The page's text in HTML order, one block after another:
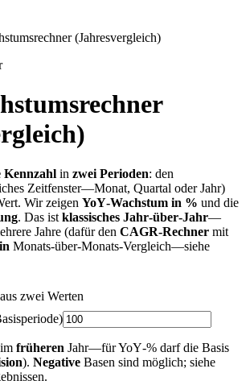
(Jahresvergleich)
Kennzahl in zwei Perioden: den
Zeitfenster—Monat, Quartal oder Jahr)
Wir zeigen YoY‑Wachstum in % und die
. Das ist klassisches Jahr‑über‑Jahr—
Jahre (dafür den CAGR‑Rechner mit
Monats‑über‑Monats‑Vergleich—siehe
zwei Werten
im früheren Jahr—für YoY‑% darf die Basis
). Negative Basen sind möglich; siehe